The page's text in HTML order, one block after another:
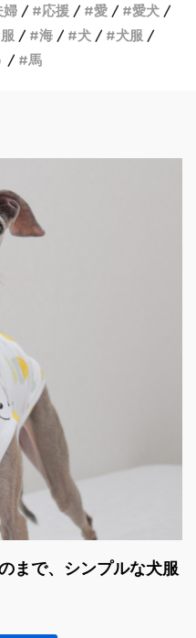
婦 応援 愛
愛犬
服 海 犬
犬服
馬
まで、シンプルな犬服